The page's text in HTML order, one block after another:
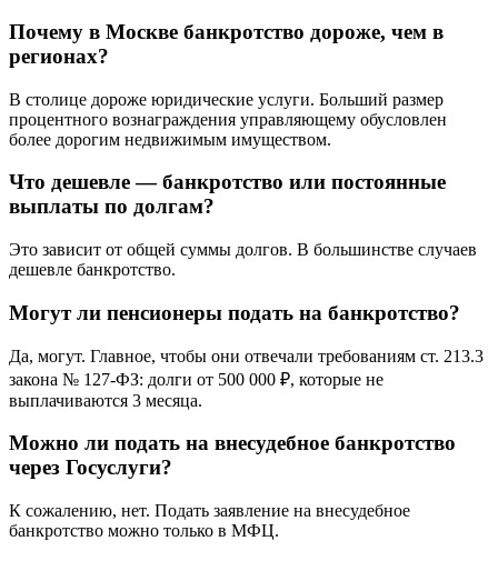
Почему в Москве банкротство дороже, чем в
регионах?
В столице дороже юридические услуги. Больший размер
процентного вознаграждения управляющему обусловлен
более дорогим недвижимым имуществом.
Что дешевле — банкротство или постоянные
выплаты по долгам?
Это зависит от общей суммы долгов. В большинстве случаев
дешевле банкротство.
Могут ли пенсионеры подать на банкротство?
Да, могут. Главное, чтобы они отвечали требованиям ст. 213.3
закона № 127-ФЗ: долги от 500 000 ₽, которые не
выплачиваются 3 месяца.
Можно ли подать на внесудебное банкротство
через Госуслуги?
К сожалению, нет. Подать заявление на внесудебное
банкротство можно только в МФЦ.